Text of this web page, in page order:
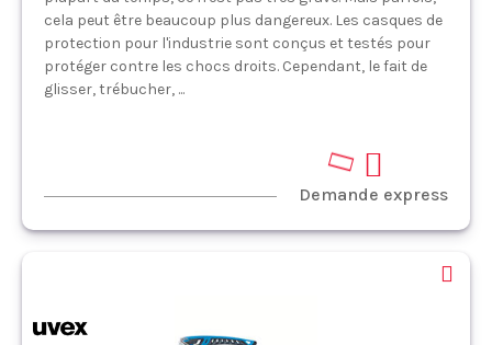
cela peut être beaucoup plus dangereux. Les casques de
protection pour l'industrie sont conçus et testés pour
protéger contre les chocs droits. Cependant, le fait de
glisser, trébucher, ...
Demande express